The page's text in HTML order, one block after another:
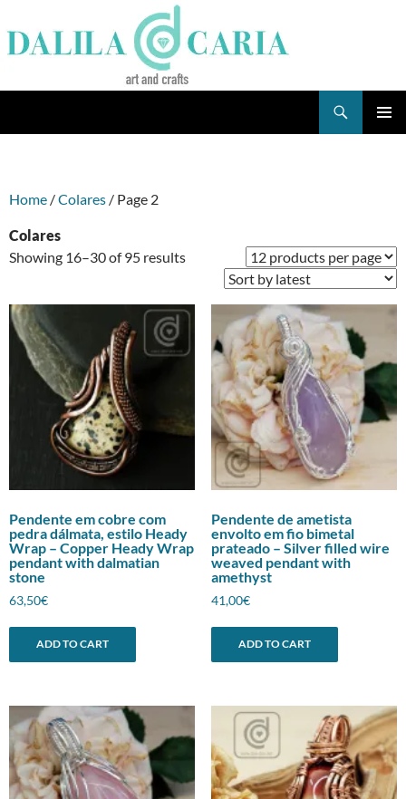
to
content
Home /Colares / Page 2
Colares
Showing 16–30 of 95 resultsSorted
Pendente em cobre com
pedra dálmata, estilo Heady
Wrap – Copper Heady Wrap
pendant with dalmatian
stone
63,50€
ADD TO CART
Pendente de ametista
envolto em fio bimetal
prateado – Silver filled wire
weaved pendant with
amethyst
41,00€
ADD TO CART